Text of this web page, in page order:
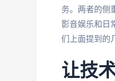
务。两者的侧
影音娱乐和日
们上面提到的
让技